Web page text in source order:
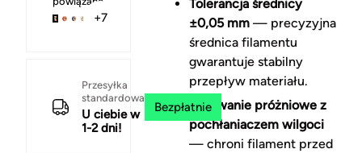
+7
Przesyłka
standardowa
U ciebie w
1-2 dni!
Bezpłatnie
Tolerancja średnicy
±0,05 mm— precyzyjna
średnica filamentu
gwarantuje stabilny
przepływ materiału.
Pakowanie próżniowe z
pochłaniaczem wilgoci
— chroni filament przed